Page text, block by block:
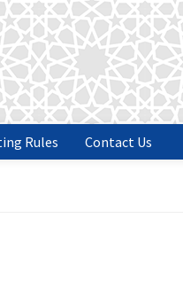
Rules Contact Us